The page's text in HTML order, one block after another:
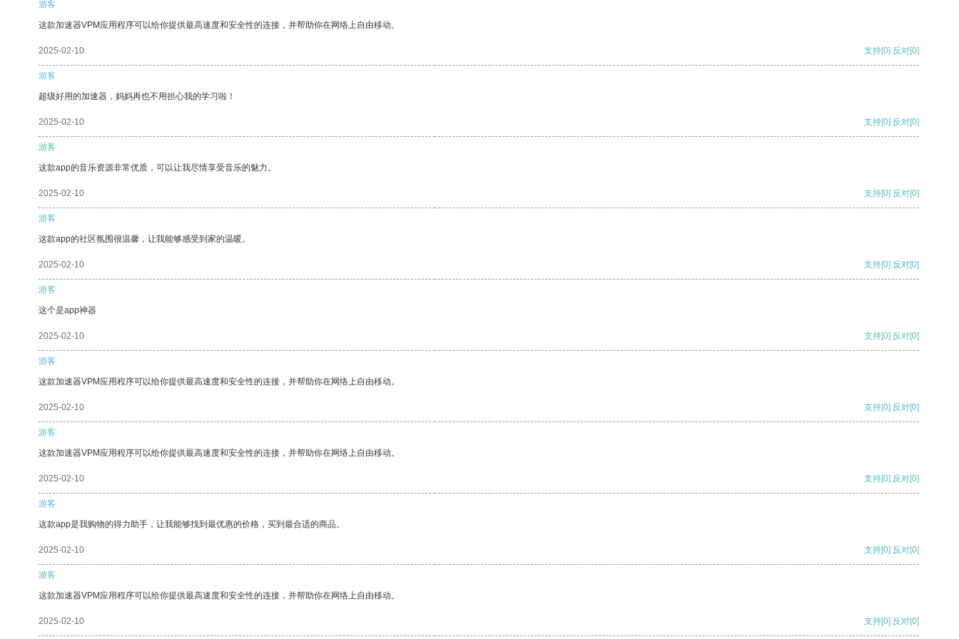
游客
这款加速器VPM应用程序可以给你提供最高速度和安全性的连接，并帮助你在网络上自由移动。
2025-02-10 支持[0] 反对[0]
游客
超级好用的加速器，妈妈再也不用担心我的学习啦！
2025-02-10 支持[0] 反对[0]
游客
这款app的音乐资源非常优质，可以让我尽情享受音乐的魅力。
2025-02-10 支持[0] 反对[0]
游客
这款app的社区氛围很温馨，让我能够感受到家的温暖。
2025-02-10 支持[0] 反对[0]
游客
这个是app神器
2025-02-10 支持[0] 反对[0]
游客
这款加速器VPM应用程序可以给你提供最高速度和安全性的连接，并帮助你在网络上自由移动。
2025-02-10 支持[0] 反对[0]
游客
这款加速器VPM应用程序可以给你提供最高速度和安全性的连接，并帮助你在网络上自由移动。
2025-02-10 支持[0] 反对[0]
游客
这款app是我购物的得力助手，让我能够找到最优惠的价格，买到最合适的商品。
2025-02-10 支持[0] 反对[0]
游客
这款加速器VPM应用程序可以给你提供最高速度和安全性的连接，并帮助你在网络上自由移动。
2025-02-10 支持[0] 反对[0]